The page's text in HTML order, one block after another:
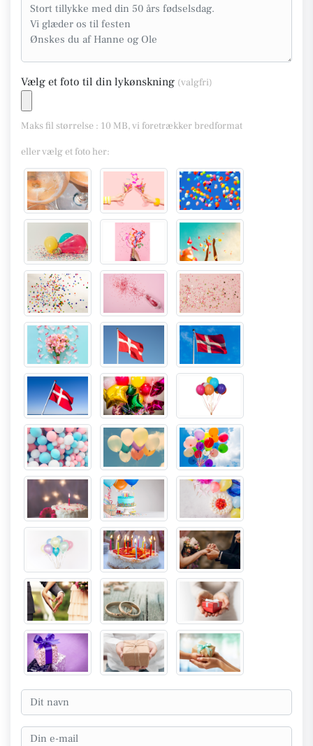
Vælg et foto til din lykønskning (valgfri)
Maks fil størrelse : 10 MB, vi foretrækker bredformat
eller vælg et foto her: